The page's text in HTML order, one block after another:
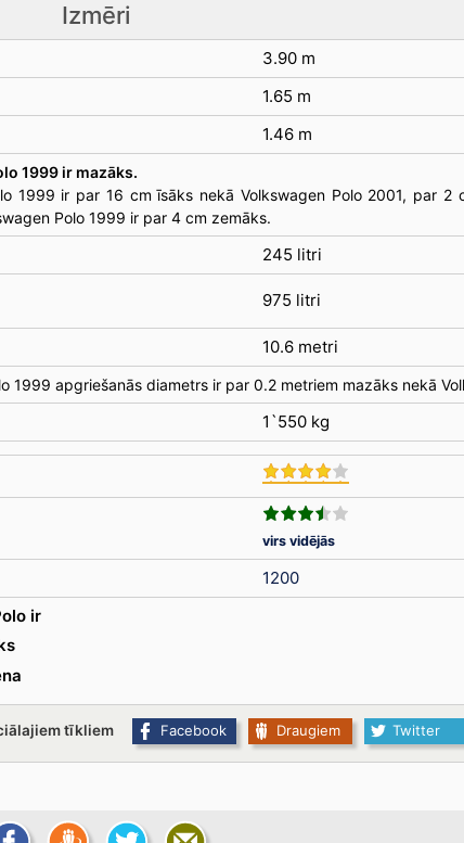
Izmēri
3.90 m
1.65 m
1.46 m
1999 ir mazāks.
1999 ir par 16 cm īsāks nekā Volkswagen Polo 2001, par 2
Polo 1999 ir par 4 cm zemāks.
245 litri
975 litri
10.6 metri
1999 apgriešanās diametrs ir par 0.2 metriem mazāks nekā
1`550 kg
virs vidējās
1200
ir
tīkliem Facebook Draugiem Twitter